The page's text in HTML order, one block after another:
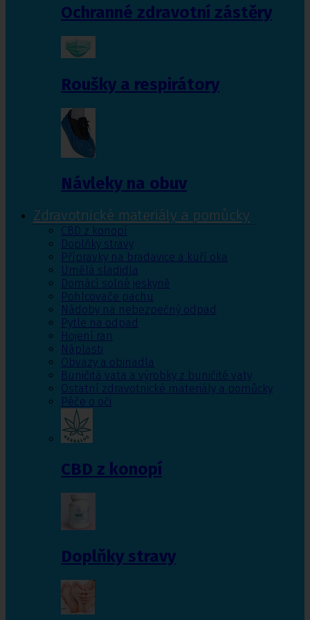
Ochranné zdravotní zástěry
Roušky a respirátory
Návleky na obuv
Zdravotnické materiály a pomůcky
CBD z konopí
Doplňky stravy
Přípravky na bradavice a kuří oka
Umělá sladidla
Domácí solné jeskyně
Pohlcovače pachu
Nádoby na nebezpečný odpad
Pytle na odpad
Hojení ran
Náplasti
Obvazy a obinadla
Buničitá vata a výrobky z buničité vaty
Ostatní zdravotnické materiály a pomůcky
Péče o oči
CBD z konopí
Doplňky stravy